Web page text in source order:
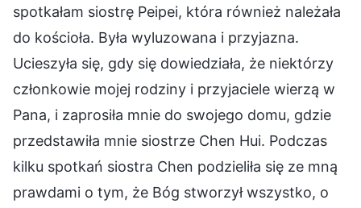
spotkałam siostrę Peipei, która również należała
do kościoła. Była wyluzowana i przyjazna.
Ucieszyła się, gdy się dowiedziała, że niektórzy
członkowie mojej rodziny i przyjaciele wierzą w
Pana, i zaprosiła mnie do swojego domu, gdzie
przedstawiła mnie siostrze Chen Hui. Podczas
kilku spotkań siostra Chen podzieliła się ze mną
prawdami o tym, że Bóg stworzył wszystko, o